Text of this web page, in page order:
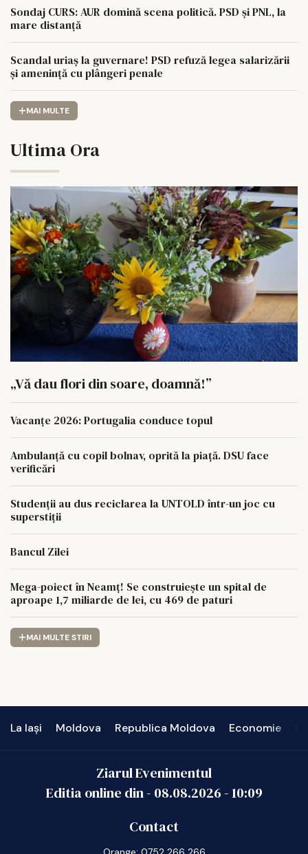
Sondaj CURS: AUR domină scena politică. PSD și PNL, la
mare distanță
Scandal uriaș la guvernare! PSD refuză legea salarizării
și amenință cu plângeri penale
MAI MULTE
Ultima Ora
„Vă dau flori din soare, doamnă!”
Vacanțe 2026: Portugalia conduce topul
Ambulanță cu copil bolnav, oprită la piață. DSU face
verificări
Studenții au dus reciclarea la UNTOLD într-un joc cu
superstiții
Bancul Zilei
Mega-poiect în Neamț! Se construiește un spital de
aproape 1,7 miliarde de lei, cu 469 de paturi
MAI MULTE STIRI
La Iași Moldova Republica Moldova Economie
Ziarul Evenimentul
Editia online din - 08.08.2026-10:09
Contact